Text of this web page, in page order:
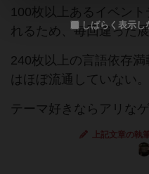
100枚以上あるイベン
れるため、毎回違った
240枚以上の言語依存
はほぼ流通していない。
テーマ好きならアリなゲ
上記文章の執
しばらく表示し